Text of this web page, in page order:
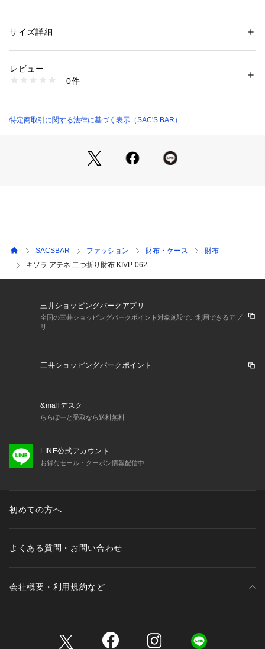
ニリン染料で染色し、独特なビンテージ感を表現したシリーズ
サイズ：約W10×H9×D3cm
素材：イタリア牛革
内側：カードポケット×8
色移りを避ける為、淡色系の衣服を着用の際は特にご注意くだ
さい。
もし、雨などで濡れた場合は、よく乾燥(自然乾燥)させてから
ご注意ください：
の色味と異なる場合もあります。あらかじめご了承ください。
す。サイズはあくまでも目安としてお考えください。
● 天然皮革・素材を使用している商品によっては、天然素材の
い。
性別：レディース
タグ：レディース 財布 プレゼント
生産国：日本製
3480000000567
サイズ詳細
レビュー
0件
特定商取引に関する法律に基づく表示（SAC'S BAR）
SACSBAR ファッション 財布・ケース
財布
キソラ アテネ 二つ折り財布 KIVP-062
三井ショッピングパークアプリ
全国の三井ショッピングパークポイント対象施設でご利用できるアプ
リ
三井ショッピングパークポイント
&mallデスク
ららぽーと受取なら送料無料
LINE公式アカウント
お得なセール・クーポン情報配信中
初めての方へ
よくある質問・お問い合わせ
会社概要・利用規約など